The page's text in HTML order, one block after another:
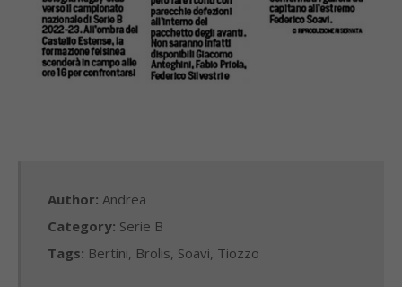
Author: Andrea
Category: Serie B
Tags: Bertini, Brolis, Soavi, Tiozzo